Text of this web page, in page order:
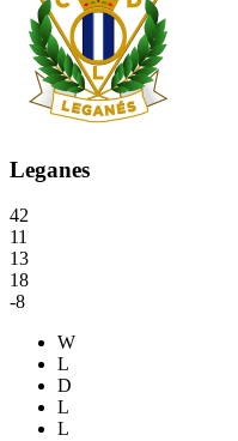
Leganes
42
11
13
18
-8
W
L
D
L
L